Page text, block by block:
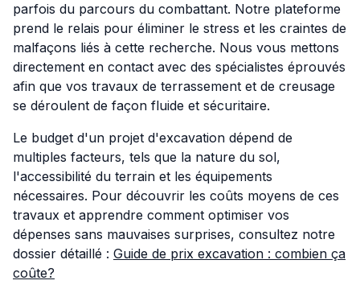
parfois du parcours du combattant. Notre plateforme
prend le relais pour éliminer le stress et les craintes de
malfaçons liés à cette recherche. Nous vous mettons
directement en contact avec des spécialistes éprouvés
afin que vos travaux de terrassement et de creusage
se déroulent de façon fluide et sécuritaire.
Le budget d'un projet d'excavation dépend de
multiples facteurs, tels que la nature du sol,
l'accessibilité du terrain et les équipements
nécessaires. Pour découvrir les coûts moyens de ces
travaux et apprendre comment optimiser vos
dépenses sans mauvaises surprises, consultez notre
dossier détaillé : Guide de prix excavation : combien ça
coûte?